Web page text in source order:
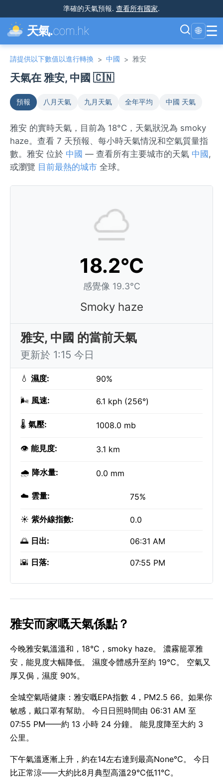
準確的天氣預報. 查看所有國家.
天氣.com.hk 🌐 ☰
請提供以下數值以進行轉換 > 中國 > 雅安
天氣在 雅安, 中國 🇨🇳
預報 八月天氣 九月天氣 全年平均 中國 天氣
雅安 的實時天氣，目前為 18°C，天氣狀況為 smoky
haze。查看 7 天預報、每小時天氣情況和空氣質量指
數。雅安 位於 中國 — 查看所有主要城市的天氣 中國 ,
或瀏覽 目前最熱的城市 全球。
18.2°C
感覺像 19.3°C
Smoky haze
雅安, 中國 的當前天氣
更新於 1:15 今日
💧 濕度: 90%
🌬️ 風速: 6.1 kph (256°)
🌡️ 氣壓: 1008.0 mb
👁️ 能見度: 3.1 km
🌧️ 降水量: 0.0 mm
☁️ 雲量: 75%
☀️ 紫外線指數: 0.0
🌅 日出: 06:31 AM
🌇 日落: 07:55 PM
雅安而家嘅天氣係點？
今晚雅安氣溫溫和，18°C，smoky haze。 濃霧籠罩雅
安，能見度大幅降低。 濕度令體感升至約 19°C。 空氣又
厚又侷，濕度 90%。
全城空氣唔健康：雅安嘅EPA指數 4，PM2.5 66。如果你
敏感，戴口罩有幫助。 今日日照時間由 06:31 AM 至
07:55 PM——約 13 小時 24 分鐘。 能見度降至大約 3
公里。
下午氣溫逐漸上升，約在14左右達到最高None°C。 今日
比正常涼——大約比8月典型高溫29°C低11°C。